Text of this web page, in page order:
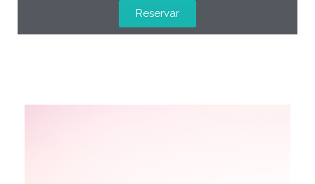
Reservar